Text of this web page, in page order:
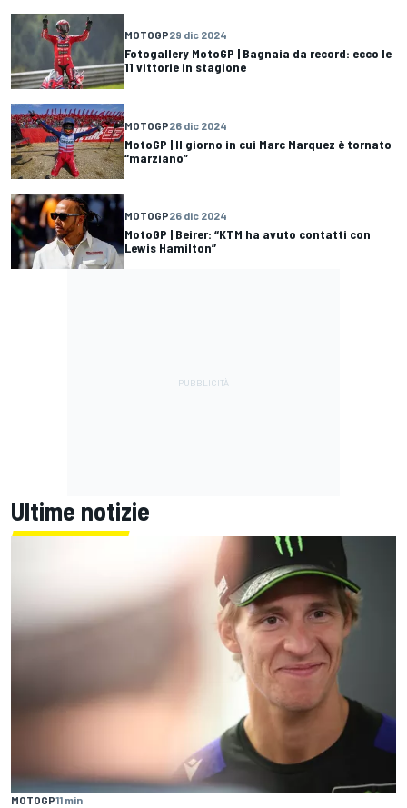
MOTOGP29 dic 2024
Fotogallery MotoGP | Bagnaia da record: ecco le
11 vittorie in stagione
MOTOGP26 dic 2024
MotoGP | Il giorno in cui Marc Marquez è tornato
“marziano”
MOTOGP26 dic 2024
MotoGP | Beirer: “KTM ha avuto contatti con
Lewis Hamilton”
Ultime notizie
MOTOGP11 min